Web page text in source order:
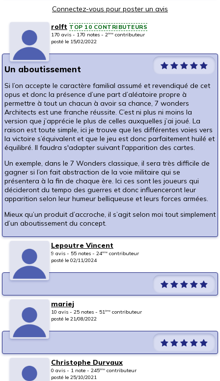
Connectez-vous pour poster un avis
rolft TOP 10 CONTRIBUTEURS
170 avis - 170 notes - 2ème contributeur
posté le 15/02/2022
Un aboutissement
Si l’on accepte le caractère familial assumé et revendiqué de cet
opus et donc la présence d’une part d’aléatoire propre à
permettre à tout un chacun à avoir sa chance, 7 wonders
Architects est une franche réussite. C’est ni plus ni moins la
version que j’apprécie le plus de celles auxquelles j’ai joué. La
raison est toute simple, ici je trouve que les différentes voies vers
la victoire s’équivalent et que le jeu est donc parfaitement huilé et
équilibré. Il faudra s'adapter suivant l'apparition des cartes.
Un exemple, dans le 7 Wonders classique, il sera très difficile de
gagner si l’on fait abstraction de la voie militaire qui se
présentera à la fin de chaque ère. Ici ces sont les joueurs qui
décideront du tempo des guerres et donc influenceront leur
apparition selon leur humeur belliqueuse et leurs forces armées.
Mieux qu’un produit d’accroche, il s’agit selon moi tout simplement
d’un aboutissement du concept.
Lepoutre Vincent
9 avis - 55 notes - 24ème contributeur
posté le 02/11/2024
mariej
10 avis - 25 notes - 51 ème contributeur
posté le 21/08/2022
Christophe Durvaux
0 avis - 1 note - 245ème contributeur
posté le 25/10/2021